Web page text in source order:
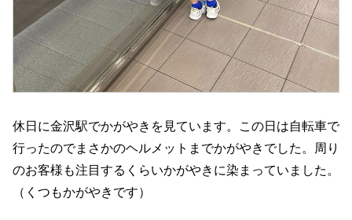
休日に金沢駅でかがやきを見ています。この日は自転車で
行ったのでまさかのヘルメットまでかがやきでした。周り
のお客様も注目するくらいかがやきに染まっていました。
（くつもかがやきです）